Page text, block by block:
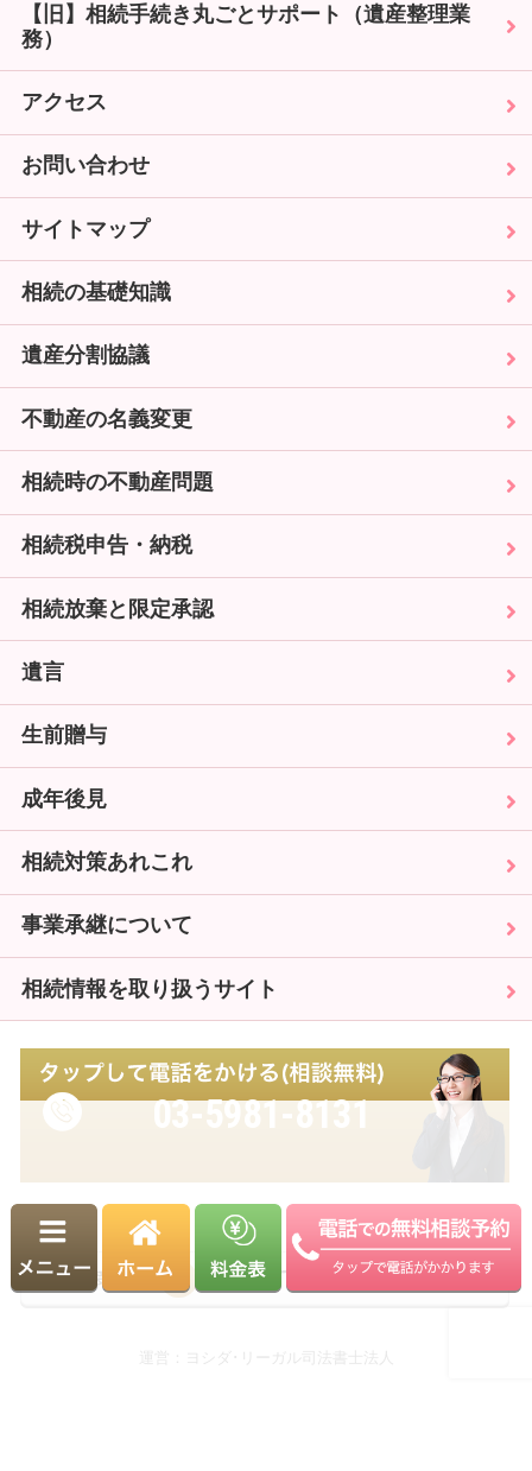
【旧】相続手続き丸ごとサポート（遺産整理業
務）
アクセス
お問い合わせ
サイトマップ
相続の基礎知識
遺産分割協議
不動産の名義変更
相続時の不動産問題
相続税申告・納税
相続放棄と限定承認
遺言
生前贈与
成年後見
相続対策あれこれ
事業承継について
相続情報を取り扱うサイト
03-5981-8131
受付時間 9:00～18:00（平日）
※土日・祝日も相談可能（要予約）
運営：ヨシダ･リーガル司法書士法人